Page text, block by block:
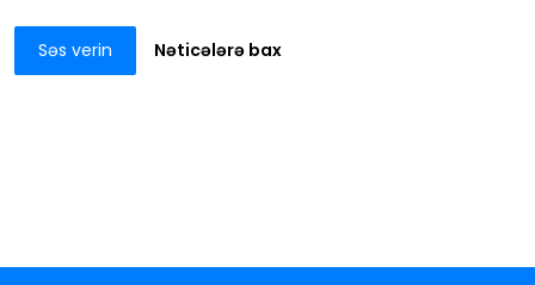
Səs verin Nəticələrə bax